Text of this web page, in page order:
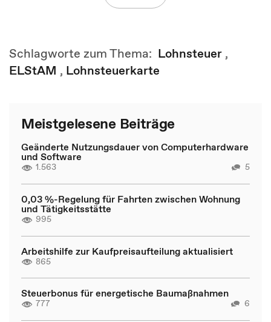
Schlagworte zum Thema: Lohnsteuer ,
ELStAM , Lohnsteuerkarte
Meistgelesene Beiträge
Geänderte Nutzungsdauer von Computerhardware
und Software
1.563 5
0,03 %-Regelung für Fahrten zwischen Wohnung
und Tätigkeitsstätte
995
Arbeitshilfe zur Kaufpreisaufteilung aktualisiert
865
Steuerbonus für energetische Baumaßnahmen
777 6